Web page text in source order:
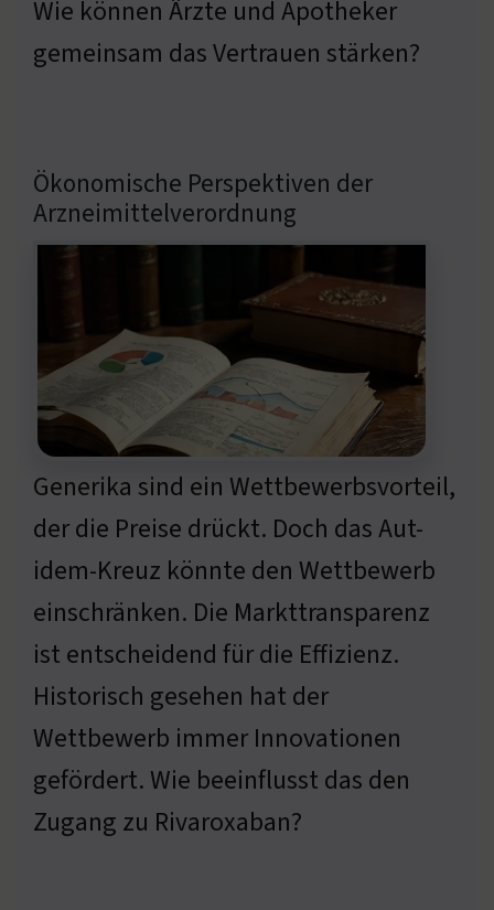
Wie können Ärzte und Apotheker
gemeinsam das Vertrauen stärken?
Ökonomische Perspektiven der
Arzneimittelverordnung
Generika sind ein Wettbewerbsvorteil,
der die Preise drückt. Doch das Aut-
idem-Kreuz könnte den Wettbewerb
einschränken. Die Markttransparenz
ist entscheidend für die Effizienz.
Historisch gesehen hat der
Wettbewerb immer Innovationen
gefördert. Wie beeinflusst das den
Zugang zu Rivaroxaban?